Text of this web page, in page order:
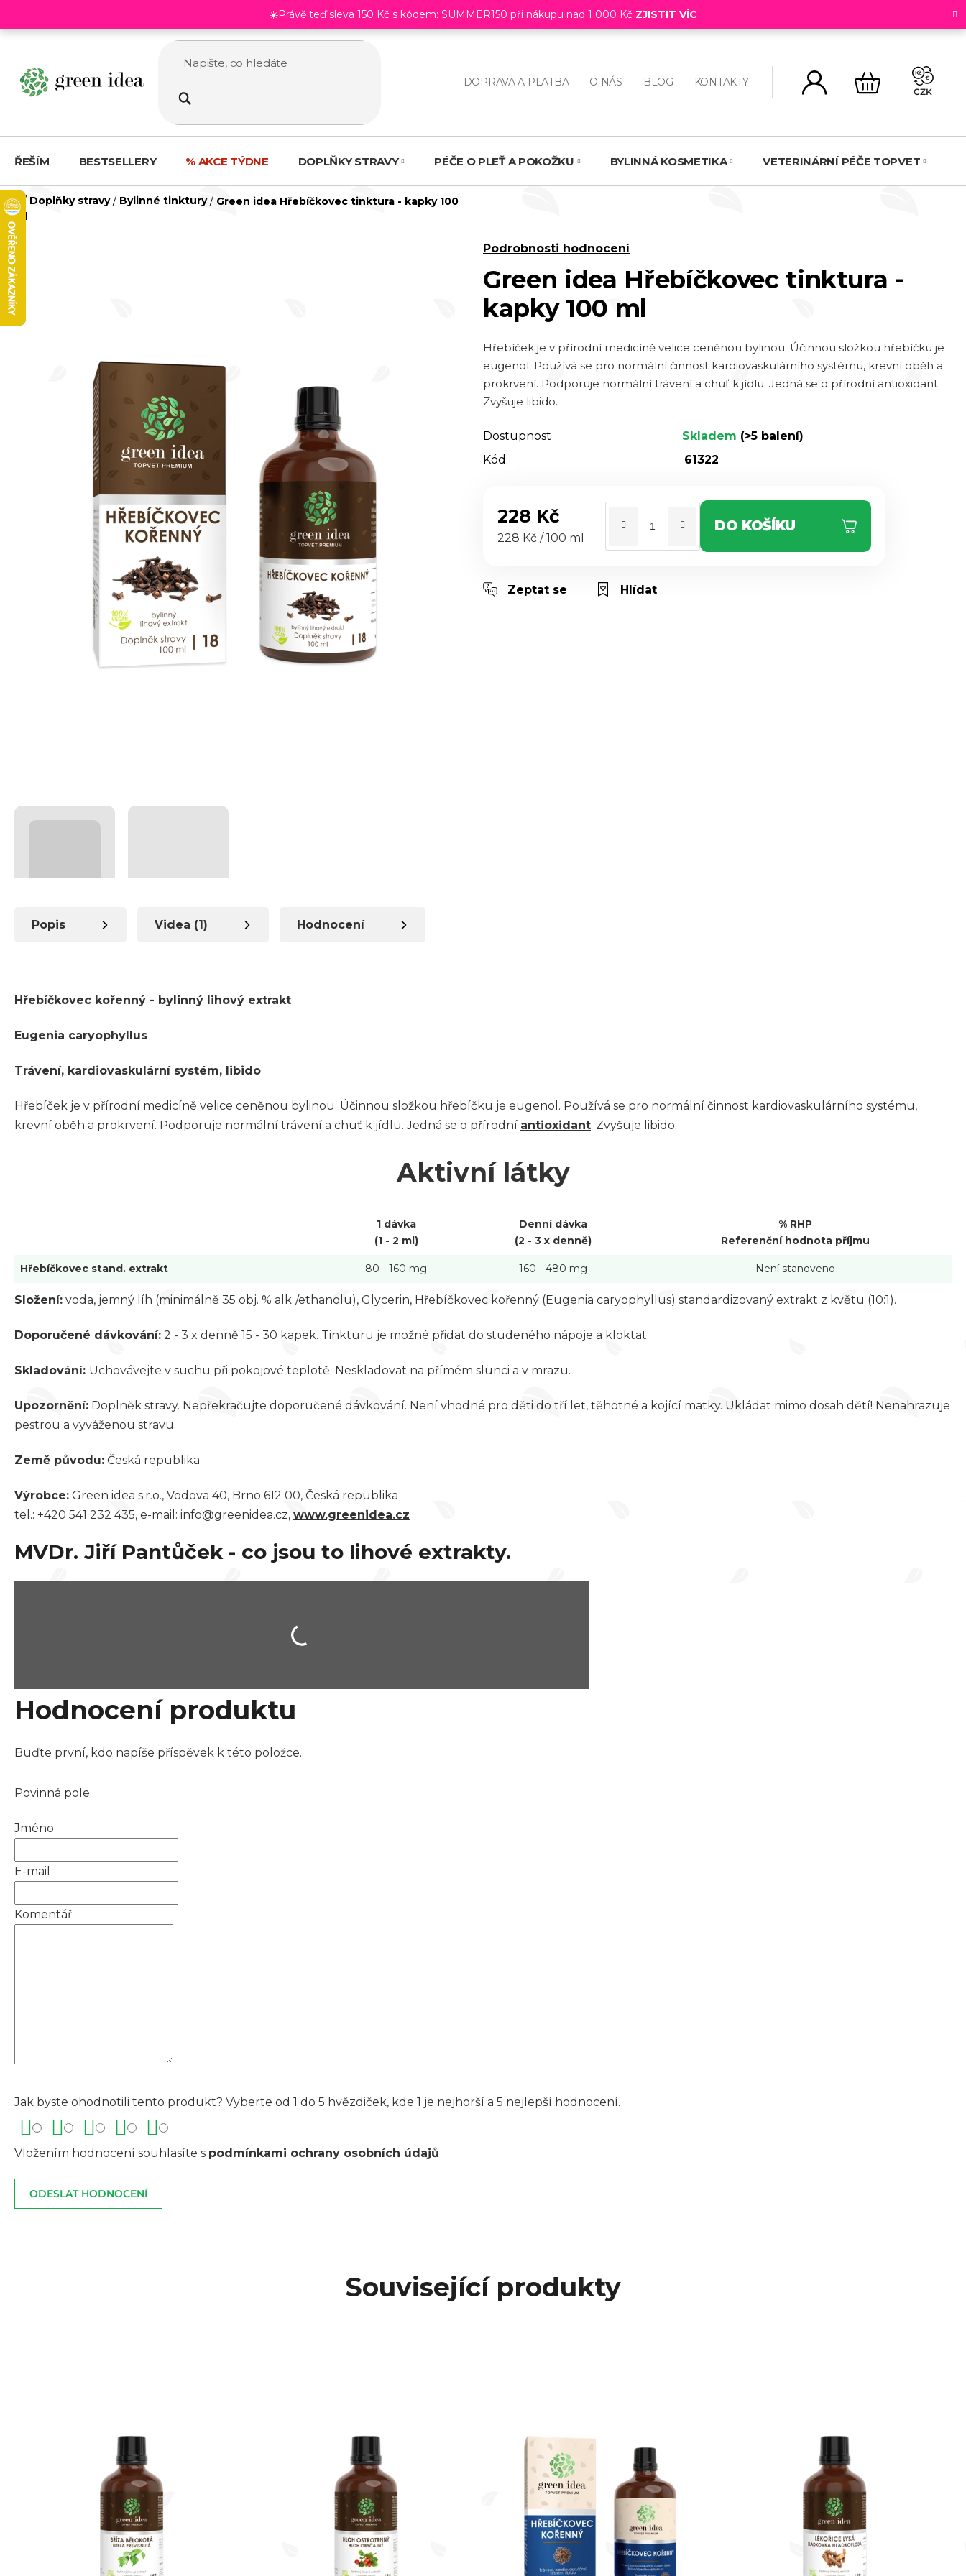
☀️Právě teď sleva 150 Kč s kódem: SUMMER150 při nákupu nad 1 000 Kč ZJISTIT VÍC
DOPRAVA A PLATBA O NÁS BLOG KONTAKTY
NÁKUPNÍ
KOŠÍK
CZK
ŘEŠÍM BESTSELLERY % AKCE TÝDNE DOPLŇKY STRAVY PÉČE O PLEŤ A POKOŽKU BYLINNÁ KOSMETIKA VETERINÁRNÍ PÉČE TOPVET
Domů
/ Doplňky stravy / Bylinné tinktury / Green idea Hřebíčkovec tinktura - kapky 100
ml
Green idea Hřebíčkovec tinktura -
kapky 100 ml
Průměrné
produktu
je
z 5
hvězdiček.
Podrobnosti hodnocení
Hřebíček je v přírodní medicíně velice ceněnou bylinou. Účinnou složkou hřebíčku je
eugenol. Používá se pro normální činnost kardiovaskulárního systému, krevní oběh a
prokrvení. Podporuje normální trávení a chuť k jídlu. Jedná se o přírodní antioxidant.
Zvyšuje libido.
Dostupnost Skladem (>5 balení)
Kód:
61322
228 Kč
Měrná cena:
228 Kč / 100 ml
DO KOŠÍKU
Zeptat se Hlídat
Popis Videa (1) Hodnocení
Hřebíčkovec kořenný - bylinný lihový extrakt
Eugenia caryophyllus
Trávení, kardiovaskulární systém, libido
Hřebíček je v přírodní medicíně velice ceněnou bylinou. Účinnou složkou hřebíčku je eugenol. Používá se pro normální činnost kardiovaskulárního systému,
krevní oběh a prokrvení. Podporuje normální trávení a chuť k jídlu. Jedná se o přírodní antioxidant. Zvyšuje libido.
Aktivní látky
1 dávka
(1 - 2 ml)
Denní dávka
(2 - 3 x denně)
% RHP
Referenční hodnota příjmu
Hřebíčkovec stand. extrakt 80 - 160 mg 160 - 480 mg Není stanoveno
Složení: voda, jemný líh (minimálně 35 obj. % alk./ethanolu), Glycerin, Hřebíčkovec kořenný (Eugenia caryophyllus) standardizovaný extrakt z květu (10:1).
Doporučené dávkování: 2 - 3 x denně 15 - 30 kapek. Tinkturu je možné přidat do studeného nápoje a kloktat.
Skladování: Uchovávejte v suchu při pokojové teplotě. Neskladovat na přímém slunci a v mrazu.
Upozornění: Doplněk stravy. Nepřekračujte doporučené dávkování. Není vhodné pro děti do tří let, těhotné a kojící matky. Ukládat mimo dosah dětí! Nenahrazuje
pestrou a vyváženou stravu.
Země původu: Česká republika
Výrobce: Green idea s.r.o., Vodova 40, Brno 612 00, Česká republika
tel.: +420 541 232 435, e-mail: info@greenidea.cz, www.greenidea.cz
MVDr. Jiří Pantůček - co jsou to lihové extrakty.
Hodnocení produktu
Buďte první, kdo napíše příspěvek k této položce.
Povinná pole
Jméno
E-mail
Komentář
Jak byste ohodnotili tento produkt? Vyberte od 1 do 5 hvězdiček, kde 1 je nejhorší a 5 nejlepší hodnocení.
Vložením hodnocení souhlasíte s podmínkami ochrany osobních údajů
ODESLAT HODNOCENÍ
Související produkty